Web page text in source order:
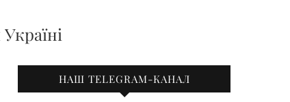
НАШ TELEGRAM-КАНАЛ